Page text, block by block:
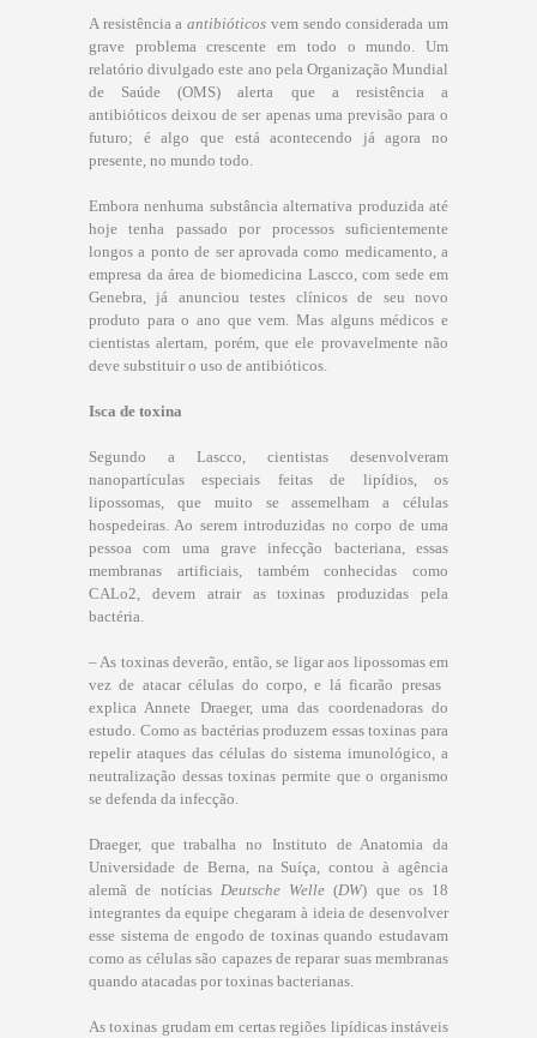
A resistência aantibióticos vem sendo considerada um
grave problema crescente em todo o mundo. Um
relatório divulgado este ano pela Organização Mundial
de Saúde (OMS) alerta que a resistência a
antibióticos deixou de ser apenas uma previsão para o
futuro; é algo que está acontecendo já agora no
presente, no mundo todo.
Embora nenhuma substância alternativa produzida até
hoje tenha passado por processos suficientemente
longos a ponto de ser aprovada como medicamento, a
empresa da área de biomedicina Lascco, com sede em
Genebra, já anunciou testes clínicos de seu novo
produto para o ano que vem. Mas alguns médicos e
cientistas alertam, porém, que ele provavelmente não
deve substituir o uso de antibióticos.
Isca de toxina
Segundo a Lascco, cientistas desenvolveram
nanopartículas especiais feitas de lipídios, os
lipossomas, que muito se assemelham a células
hospedeiras. Ao serem introduzidas no corpo de uma
pessoa com uma grave infecção bacteriana, essas
membranas artificiais, também conhecidas como
CALo2, devem atrair as toxinas produzidas pela
bactéria.
– As toxinas deverão, então, se ligar aos lipossomas em
vez de atacar células do corpo, e lá ficarão presas 
explica Annete Draeger, uma das coordenadoras do
estudo. Como as bactérias produzem essas toxinas para
repelir ataques das células do sistema imunológico, a
neutralização dessas toxinas permite que o organismo
se defenda da infecção.
Draeger, que trabalha no Instituto de Anatomia da
Universidade de Berna, na Suíça, contou à agência
alemã de notícias Deutsche Welle (DW) que os 18
integrantes da equipe chegaram à ideia de desenvolver
esse sistema de engodo de toxinas quando estudavam
como as células são capazes de reparar suas membranas
quando atacadas por toxinas bacterianas.
As toxinas grudam em certas regiões lipídicas instáveis